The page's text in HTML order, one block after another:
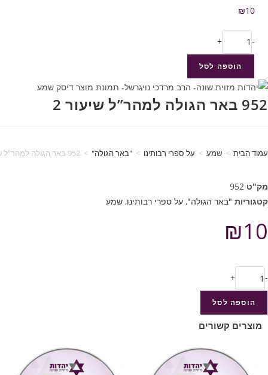
₪10
-
+
הוספה לסל
952 באר הגולה למהר”ל שיעור 2
עמוד הבית > שמע > על ספרי רבותינו > "באר הגולה" > 952 באר הגולה למהר”ל שיעור 2
מק"ט 952
קטגוריות "באר הגולה", על ספרי רבותינו, שמע
₪10
-
+
הוספה לסל
מוצרים קשורים